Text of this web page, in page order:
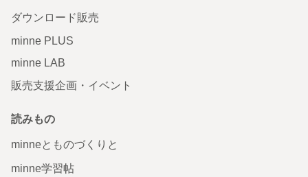
ダウンロード販売
minne PLUS
minne LAB
販売支援企画・イベント
読みもの
minneとものづくりと
minne学習帖